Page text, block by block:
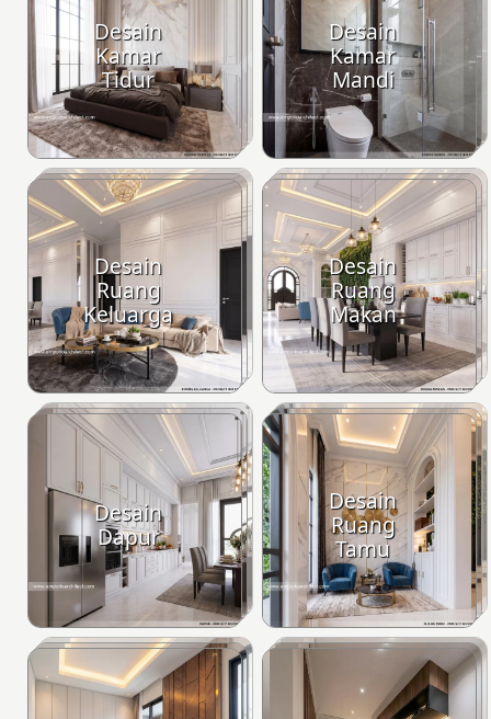
Desain
Kamar
Tidur
Desain
Kamar
Mandi
Desain
Ruang
Keluarga
Desain
Ruang
Makan
Desain
Dapur
Desain
Ruang
Tamu